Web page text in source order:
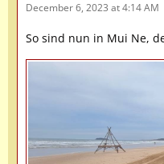
December 6, 2023 at 4:14 AM
So sind nun in Mui Ne,